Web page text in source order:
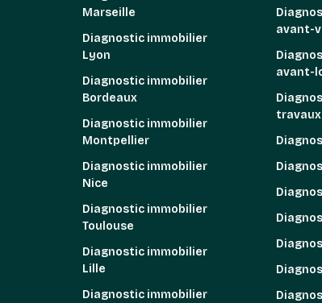
Marseille
Diagnostic immobilier
Lyon
Diagnostic immobilier
Bordeaux
Diagnostic immobilier
Montpellier
Diagnostic immobilier
Nice
Diagnostic immobilier
Toulouse
Diagnostic immobilier
Lille
Diagnostic immobilier
avant-
avant-